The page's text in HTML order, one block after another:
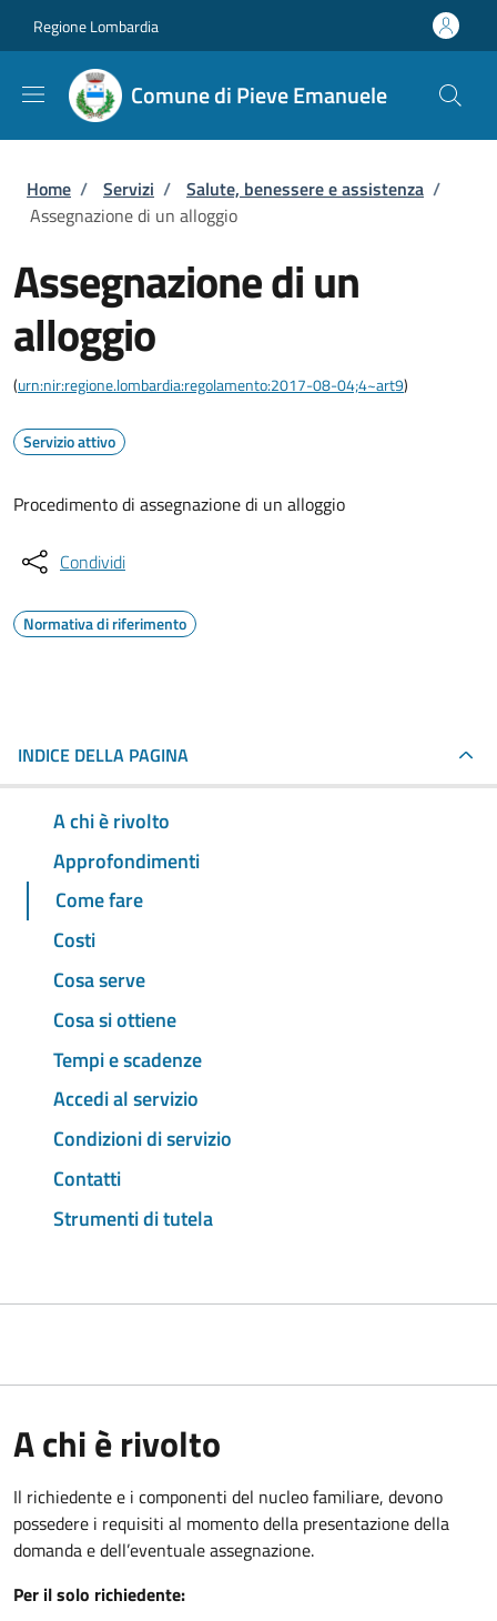
Regione Lombardia
Comune di Pieve Emanuele
Briciole di pane
Home / Servizi / Salute, benessere e assistenza /
Assegnazione di un alloggio
Assegnazione di un
alloggio
(urn:nir:regione.lombardia:regolamento:2017-08-04;4~art9)
Servizio attivo
Procedimento di assegnazione di un alloggio
Condividi
Normativa di riferimento
INDICE DELLA PAGINA
A chi è rivolto
Approfondimenti
Come fare
Costi
Cosa serve
Cosa si ottiene
Tempi e scadenze
Accedi al servizio
Condizioni di servizio
Contatti
Strumenti di tutela
A chi è rivolto
Il richiedente e i componenti del nucleo familiare, devono
possedere i requisiti al momento della presentazione della
domanda e dell’eventuale assegnazione.
Per il solo richiedente: